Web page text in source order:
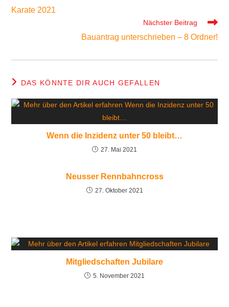
Karate 2021
Nächster Beitrag
Bauantrag unterschrieben – 8 Ordner!
DAS KÖNNTE DIR AUCH GEFALLEN
Wenn die Inzidenz unter 50 bleibt…
27. Mai 2021
Neusser Rennbahncross
27. Oktober 2021
Mitgliedschaften Jubilare
5. November 2021